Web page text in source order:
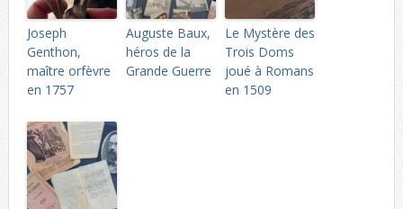
Joseph
Genthon,
maître orfèvre
en 1757
Auguste Baux,
héros de la
Grande Guerre
Le Mystère des
Trois Doms
joué à Romans
en 1509